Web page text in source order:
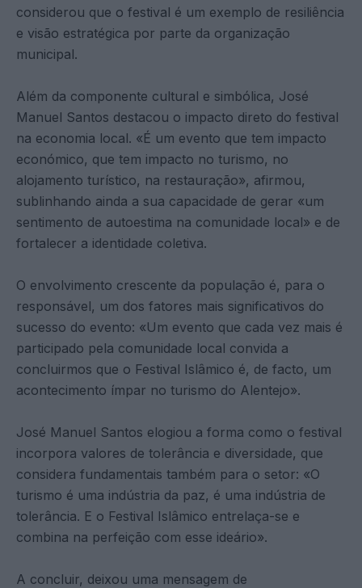
considerou que o festival é um exemplo de resiliência
e visão estratégica por parte da organização
municipal.
Além da componente cultural e simbólica, José
Manuel Santos destacou o impacto direto do festival
na economia local. «É um evento que tem impacto
económico, que tem impacto no turismo, no
alojamento turístico, na restauração», afirmou,
sublinhando ainda a sua capacidade de gerar «um
sentimento de autoestima na comunidade local» e de
fortalecer a identidade coletiva.
O envolvimento crescente da população é, para o
responsável, um dos fatores mais significativos do
sucesso do evento: «Um evento que cada vez mais é
participado pela comunidade local convida a
concluirmos que o Festival Islâmico é, de facto, um
acontecimento ímpar no turismo do Alentejo».
José Manuel Santos elogiou a forma como o festival
incorpora valores de tolerância e diversidade, que
considera fundamentais também para o setor: «O
turismo é uma indústria da paz, é uma indústria de
tolerância. E o Festival Islâmico entrelaça-se e
combina na perfeição com esse ideário».
A concluir, deixou uma mensagem de